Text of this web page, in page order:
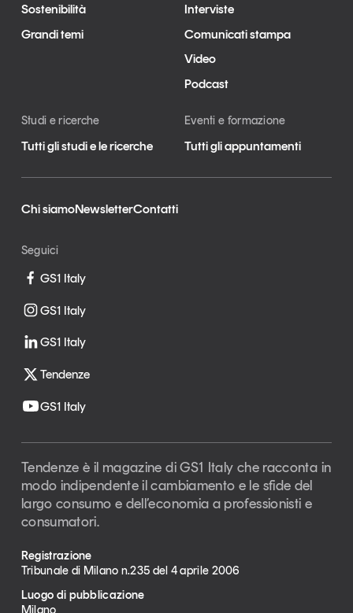
Sostenibilità
Grandi temi
Interviste
Comunicati stampa
Video
Podcast
Studi e ricerche
Tutti gli studi e le ricerche
Eventi e formazione
Tutti gli appuntamenti
Chi siamoNewsletterContatti
Seguici
GS1 Italy
GS1 Italy
GS1 Italy
Tendenze
GS1 Italy
Tendenze è il magazine di GS1 Italy che racconta in
modo indipendente il cambiamento e le sfide del
largo consumo e dell’economia a professionisti e
consumatori.
Registrazione
Tribunale di Milano n.235 del 4 aprile 2006
Luogo di pubblicazione
Milano